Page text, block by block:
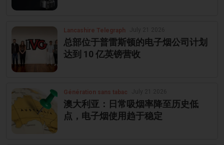
Lancashire Telegraph
总部位于普雷斯顿的电子烟公司计划
达到 10 亿英镑营收
Génération sans tabac
澳大利亚：日常吸烟率降至历史低
点，电子烟使用趋于稳定